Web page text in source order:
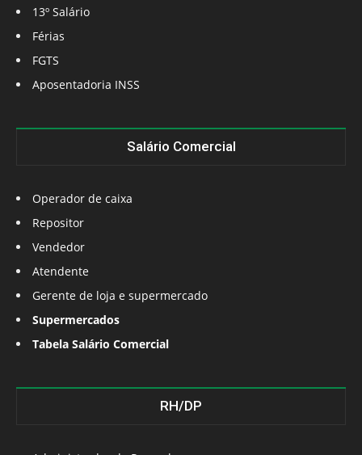
13º Salário
Férias
FGTS
Aposentadoria INSS
Salário Comercial
Operador de caixa
Repositor
Vendedor
Atendente
Gerente de loja e supermercado
Supermercados
Tabela Salário Comercial
RH/DP